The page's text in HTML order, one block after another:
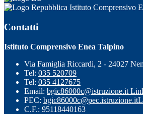
Istituto Comprensivo
Contatti
Istituto Comprensivo Enea Talpino
Via Famiglia Riccardi, 2 - 24027
Tel: 035 520709
Tel: 035 4127675
Email: bgic86000c@istruzione.it
PEC: bgic86000c@pec.istruzione.it
C.F.: 95118440163